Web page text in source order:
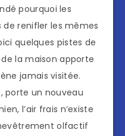
pourquoi les
de renifler les mêmes
quelques pistes de
la maison apporte
jamais visitée.
porte un nouveau
l’air frais n’existe
olfactif